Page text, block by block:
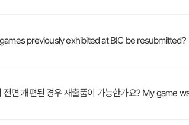
previously exhibited at BIC be resubmitted?
전면 개편된 경우 재출품이 가능한가요? My